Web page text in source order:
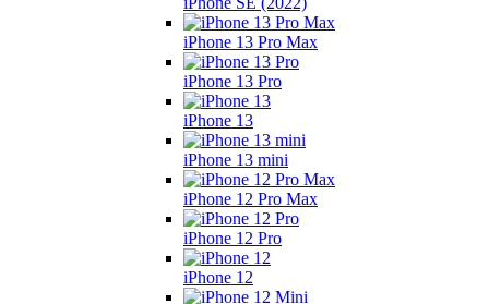
iPhone 13 Pro Max
iPhone 13 Pro
iPhone 13
iPhone 13 mini
iPhone 12 Pro Max
iPhone 12 Pro
iPhone 12